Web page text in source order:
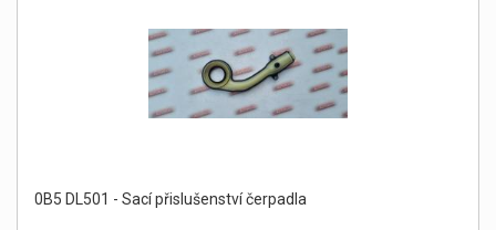
0B5 DL501 - Sací přislušenství čerpadla